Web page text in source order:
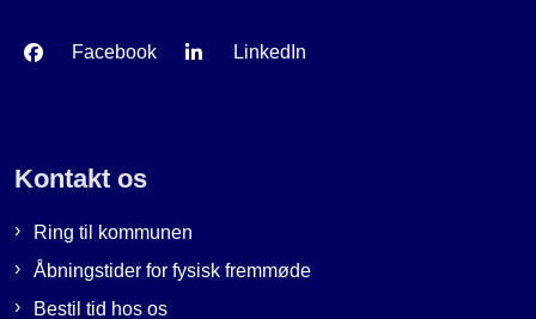
Facebook LinkedIn
Kontakt os
Ring til kommunen
Åbningstider for fysisk fremmøde
Bestil tid hos os